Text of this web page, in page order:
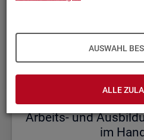
AUSWAHL
ALLE
einem etwas er­höh­ten Ni­veau.
lich im ak­tu­el­len
Ar­beits- und
im